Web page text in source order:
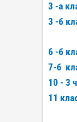
3 -а
3 -б
6 -б
7-б
10 - 3
11